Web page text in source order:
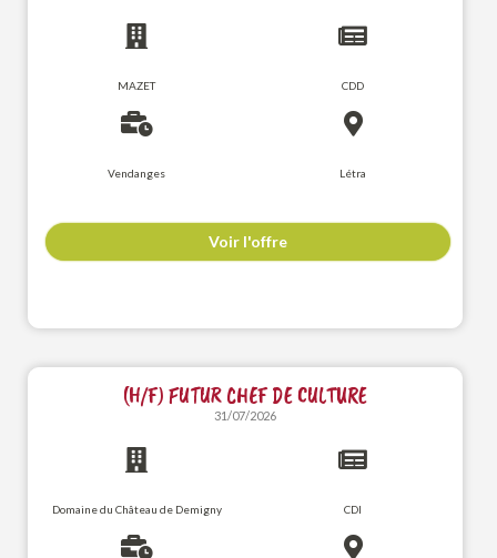
MAZET CDD
Vendanges Létra
Voir l'offre
(H/F) FUTUR CHEF DE CULTURE
31/07/2026
Domaine du Château de Demigny CDI